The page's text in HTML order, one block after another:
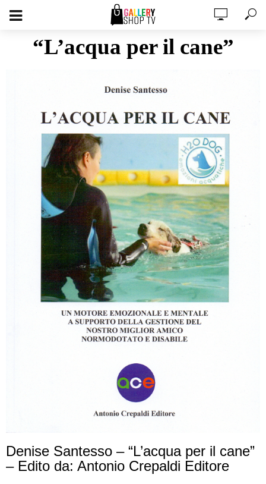
“L’acqua per il cane”
Denise Santesso – “L’acqua per il cane”
– Edito da: Antonio Crepaldi Editore